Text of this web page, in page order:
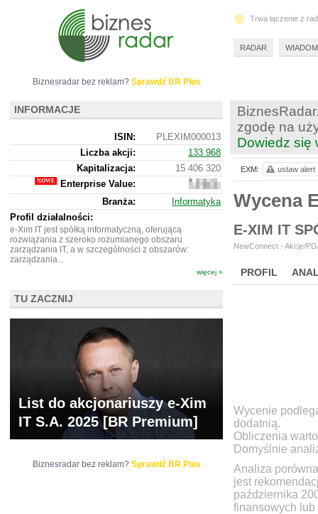
zgodę na
Dowiedz się
Wycena
E-XIM IT
NewConnect - Akcje/
PROFIL
Wycenie
dodatnią.
Obliczenia
Domyślnie
Analiza
jest
października
finansowych lub
EXM: ustaw alert
Biznesradar bez reklam? Sprawdź BR Plus
INFORMACJE
ISIN:
PLEXIM000013
Liczba akcji:
133 968
Kapitalizacja:
15 406 320
Enterprise Value:
11
221
320
Branża:
Informatyka
Profil działalności:
e-Xim IT jest spółką informatyczną, oferującą
rozwiązania z szeroko rozumianego obszaru
zarządzania IT, a w szczególności z obszarów:
zarządzania...
więcej »
TU ZACZNIJ
List do akcjonariuszy e-Xim
IT S.A. 2025 [BR Premium]
Biznesradar bez reklam? Sprawdź BR Plus
Trwa łączenie z
RADAR